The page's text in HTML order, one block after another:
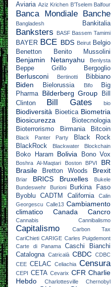
Aviaria Aziz Krichen B’Tselem Balfour
Banca Mondiale Banche
Bangladesh Bankitalia
Banksters BASF Bassem Tamimi
BAYER BCE BDS Beirut Belgio
Benetton
Benito Mussolini
Benjamin Netanyahu Benlysta
Beppe Grillo Bergoglio
Berlusconi Bertinotti Bibbiano
Biden Bielorussia Bifo
Big
Pharma
Bilderberg Group
Bill
Clinton
Bill Gates bio
Biodiversità Bioetica Biometria
Biosicurezza
Biotecnologia
Bioterrorismo
Birmania Bitcoin
Black Panter Party
Black Rock
BlackRock
Blackwater Blockchain
Boko Haram Bolivia Bono Vox
Boshra Al-Maqtari Boston BPVI
BR
Brasile
Bretton Woods Brexit
Briar BRICS Bruxelles
Bukele
Bundeswehr
Burioni
Burkina Faso
Byoblu
CADTM California
Calin
Georgescu Calle13 Cambiamento
climatico
Canada Cancro
Cannabis Cannibalismo
Capitalismo
Carbon Tax
CariChieti CARIGE Carles Puigdemont
Carte di Panama
Caschi Bianchi
Catalogna Catricalà CBDC CDBC
CEE CELAC Celiachia Censura
CEPI CETA Cevarix CFR Charlie
Hebdo
Charlottesville Chernobyl